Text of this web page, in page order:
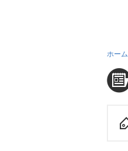
ホーム